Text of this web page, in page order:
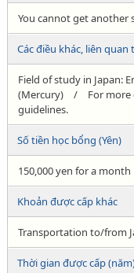
You cannot get another
Các điều khác, liên
Field of study in Japan:
(Mercury) / For more
guidelines.
Số tiền học bổng (Yên)
150,000 yen for a month
Khoản được cấp khác
Transportation to/from
Thời gian được cấp